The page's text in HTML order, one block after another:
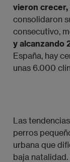
vieron crecer,
consolidaron
consecutivo,
y alcanzando
España, hay
unas 6.000
Las
perros
urbana que
baja natalidad.